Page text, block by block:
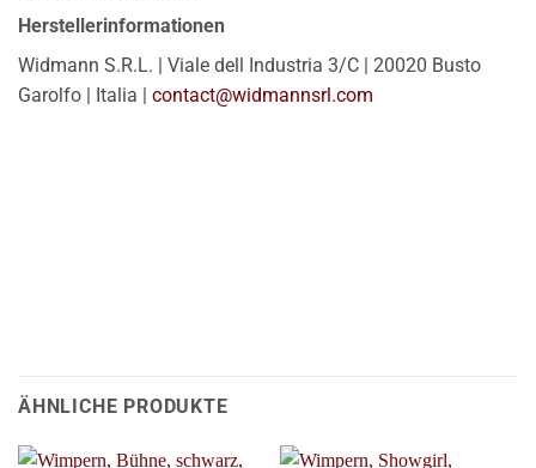
Herstellerinformationen
Widmann S.R.L. | Viale dell Industria 3/C | 20020 Busto
Garolfo | Italia | contact@widmannsrl.com
ÄHNLICHE PRODUKTE